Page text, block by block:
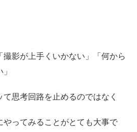
撮影が上手くいかない」「何から
思考回路を止めるのではなく
やってみることがとても大事で